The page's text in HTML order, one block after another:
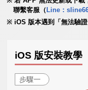
聯繫客服（ Line：
iOS 版本遇到「無法驗
iOS 版安裝教學
步驟一